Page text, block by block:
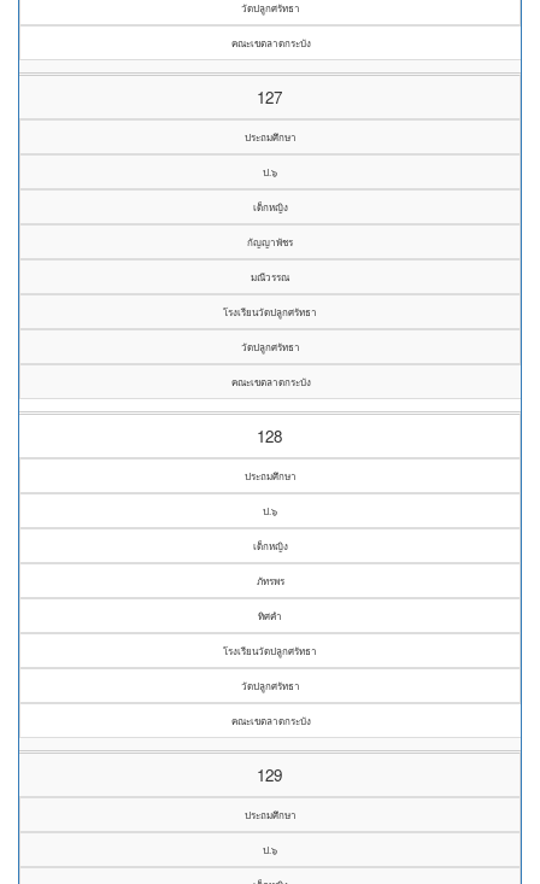
วัดปลูกศรัทธา
คณะเขตลาดกระบัง
127
ประถมศึกษา
ป.๖
เด็กหญิง
กัญญาพัชร
มณีวรรณ
โรงเรียนวัดปลูกศรัทธา
วัดปลูกศรัทธา
คณะเขตลาดกระบัง
128
ประถมศึกษา
ป.๖
เด็กหญิง
ภัทรพร
ทิศคำ
โรงเรียนวัดปลูกศรัทธา
วัดปลูกศรัทธา
คณะเขตลาดกระบัง
129
ประถมศึกษา
ป.๖